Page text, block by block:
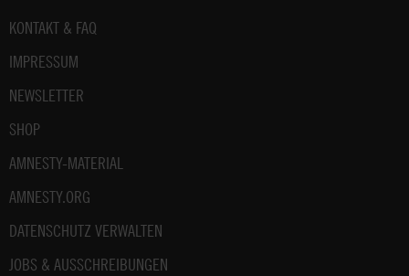
Fußbereich
KONTAKT & FAQ
IMPRESSUM
NEWSLETTER
SHOP
AMNESTY-MATERIAL
AMNESTY.ORG
DATENSCHUTZ VERWALTEN
JOBS & AUSSCHREIBUNGEN